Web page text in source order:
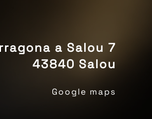
a Salou 7
43840 Salou
Google maps